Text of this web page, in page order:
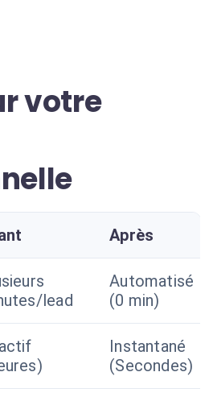
votre
Après
lead
Automatisé
(0 min)
Instantané
(Secondes)